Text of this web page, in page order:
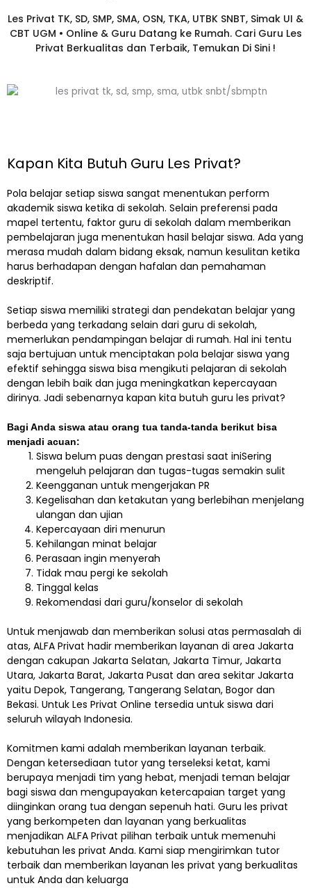
Les Privat TK, SD, SMP, SMA, OSN, TKA, UTBK SNBT, Simak UI &
CBT UGM • Online & Guru Datang ke Rumah. Cari Guru Les
Privat Berkualitas dan Terbaik, Temukan Di Sini !
Kapan Kita Butuh Guru Les Privat?
Pola belajar setiap siswa sangat menentukan perform
akademik siswa ketika di sekolah. Selain preferensi pada
mapel tertentu, faktor guru di sekolah dalam memberikan
pembelajaran juga menentukan hasil belajar siswa. Ada yang
merasa mudah dalam bidang eksak, namun kesulitan ketika
harus berhadapan dengan hafalan dan pemahaman
deskriptif.
Setiap siswa memiliki strategi dan pendekatan belajar yang
berbeda yang terkadang selain dari guru di sekolah,
memerlukan pendampingan belajar di rumah. Hal ini tentu
saja bertujuan untuk menciptakan pola belajar siswa yang
efektif sehingga siswa bisa mengikuti pelajaran di sekolah
dengan lebih baik dan juga meningkatkan kepercayaan
dirinya. Jadi sebenarnya kapan kita butuh guru les privat?
Bagi Anda siswa atau orang tua tanda-tanda berikut bisa
menjadi acuan:
Siswa belum puas dengan prestasi saat iniSering
mengeluh pelajaran dan tugas-tugas semakin sulit
Keengganan untuk mengerjakan PR
Kegelisahan dan ketakutan yang berlebihan menjelang
ulangan dan ujian
Kepercayaan diri menurun
Kehilangan minat belajar
Perasaan ingin menyerah
Tidak mau pergi ke sekolah
Tinggal kelas
Rekomendasi dari guru/konselor di sekolah
Untuk menjawab dan memberikan solusi atas permasalah di
atas, ALFA Privat hadir memberikan layanan di area Jakarta
dengan cakupan Jakarta Selatan, Jakarta Timur, Jakarta
Utara, Jakarta Barat, Jakarta Pusat dan area sekitar Jakarta
yaitu Depok, Tangerang, Tangerang Selatan, Bogor dan
Bekasi. Untuk Les Privat Online tersedia untuk siswa dari
seluruh wilayah Indonesia.
Komitmen kami adalah memberikan layanan terbaik.
Dengan ketersediaan tutor yang terseleksi ketat, kami
berupaya menjadi tim yang hebat, menjadi teman belajar
bagi siswa dan mengupayakan ketercapaian target yang
diinginkan orang tua dengan sepenuh hati. Guru les privat
yang berkompeten dan layanan yang berkualitas
menjadikan ALFA Privat pilihan terbaik untuk memenuhi
kebutuhan les privat Anda. Kami siap mengirimkan tutor
terbaik dan memberikan layanan les privat yang berkualitas
untuk Anda dan keluarga